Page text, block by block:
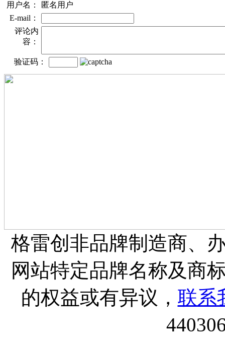
用户名：
匿名用户
E-mail：
评论内
容：
验证码：
格雷创非品牌制造商、
网站特定品牌名称及商
的权益或有异议， 联系